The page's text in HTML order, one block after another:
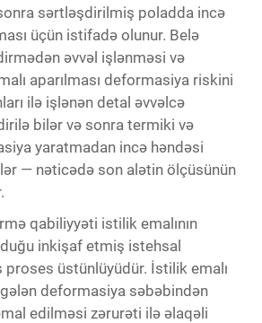
sərtləşdirilmiş poladda incə
üçün istifadə olunur. Belə
əvvəl işlənməsi və
aparılması deformasiya riskini
ilə işlənən detal əvvəlcə
bilər və sonra termiki və
yaratmadan incə həndəsi
— nəticədə son alətin ölçüsünün
qabiliyyəti istilik emalının
inkişaf etmiş istehsal
üstünlüyüdür. İstilik emalı
deformasiya səbəbindən
edilməsi zərurəti ilə əlaqəli